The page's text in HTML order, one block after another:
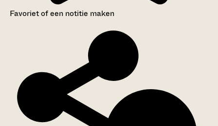
Favoriet of een notitie maken